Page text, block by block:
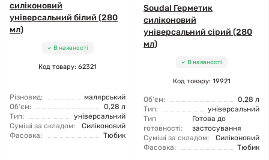
силіконовий
універсальний білий (280
мл)
В наявності
Код товару: 62321
Різновид:
малярський
Об'єм:
0,28 л
Тип:
універсальний
Суміші за складом:
Силіконовий
Фасовка:
Тюбик
Soudal Герметик
силіконовий
універсальний сірий (280
мл)
В наявності
Код товару: 19921
Об'єм:
0,28 л
Тип:
універсальний
Тип
готовності:
Готова до
застосування
Суміші за складом:
Силіконовий
Фасовка:
Тюбик